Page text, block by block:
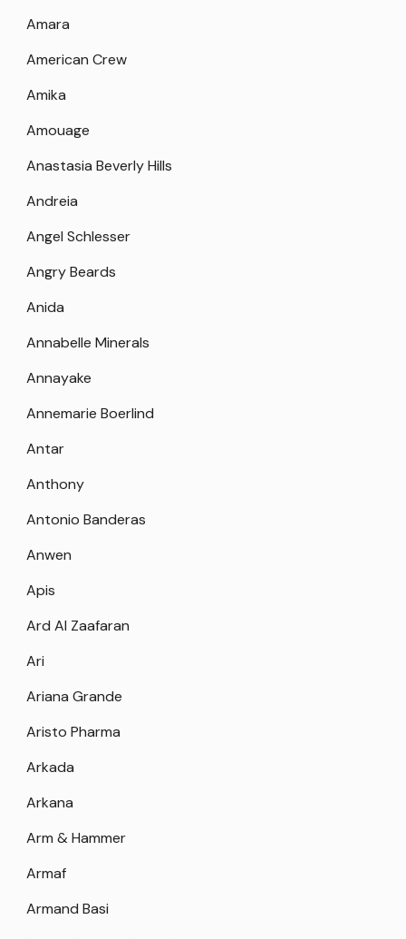
Amara
American Crew
Amika
Amouage
Anastasia Beverly Hills
Andreia
Angel Schlesser
Angry Beards
Anida
Annabelle Minerals
Annayake
Annemarie Boerlind
Antar
Anthony
Antonio Banderas
Anwen
Apis
Ard Al Zaafaran
Ari
Ariana Grande
Aristo Pharma
Arkada
Arkana
Arm & Hammer
Armaf
Armand Basi